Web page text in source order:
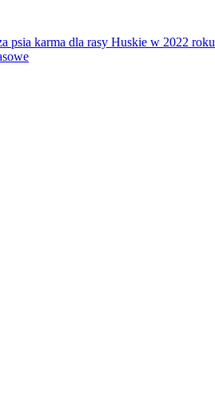
psia karma dla rasy Huskie w 2022 roku